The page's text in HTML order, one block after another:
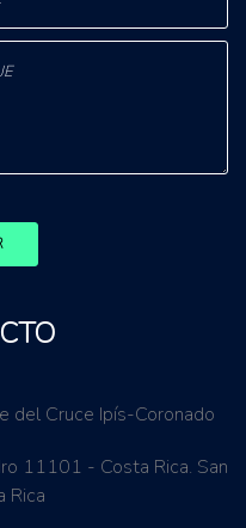
del Cruce Ipís-Coronado
11101 - Costa Rica. San
Rica